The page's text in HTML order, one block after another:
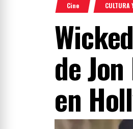
Cine CULTURA
de
en